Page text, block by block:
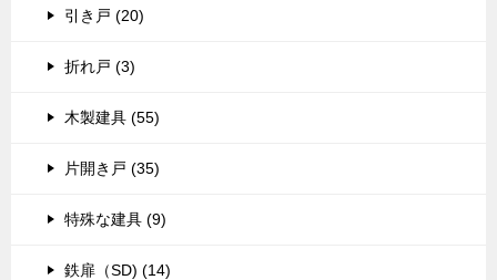
引き戸 (20)
折れ戸 (3)
木製建具 (55)
片開き戸 (35)
特殊な建具 (9)
鉄扉（SD) (14)